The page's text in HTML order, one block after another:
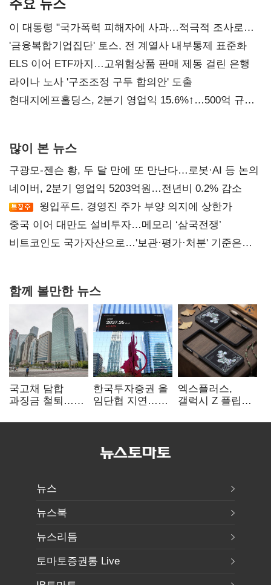
이 대통령 "국가폭력 피해자에 사과…적극적 조사로
진실 밝혀야"
'금융복합기업집단' 토스, 전 계열사 내부통제 표준화
ELS 이어 ETF까지…고위험상품 판매 제동 걸린 은행
라이나 노사 '구조조정 구두 합의안' 도출
현대지에프홀딩스, 2분기 영업익 15.6%↑…500억 규모
많이 본 뉴스
구광모-젠슨 황, 두 달 만에 또 만난다…로봇·AI 등 논의
네이버, 2분기 영업익 5203억원…전년비 0.2% 감소
윙입푸드, 경영진 주가 부양 의지에 상한가
중국 이어 대만도 설비투자…메모리 ‘삼국전쟁’
비트코인도 국가자산으로…'보관·평가·처분' 기준은
함께 볼만한 뉴스
국고채 담합
과징금 철퇴…
폭탄' 우려
한국투자증권 올
임단협 지연…
엑스플러스,
갤럭시 Z 플립8·
액세서리 출시
뉴스
뉴스북
뉴스리듬
토마토증권통 Live